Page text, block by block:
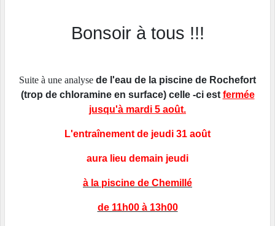
Bonsoir à tous !!!
Suite à une analyse de l'eau de la piscine de Rochefort
(trop de chloramine en surface) celle -ci est fermée
jusqu'à mardi 5 août.
L'entraînement de jeudi 31 août
aura lieu demain jeudi
à la piscine de Chemillé
de 11h00 à 13h00